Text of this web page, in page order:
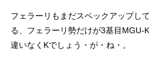
フェラーリもまだスペックアップし
る、フェラーリ勢だけが3基目MGU-
違いなくKでしょう・が・ね・。